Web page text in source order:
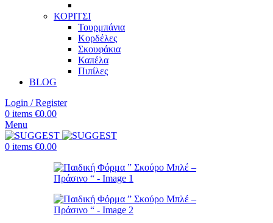
ΚΟΡΙΤΣΙ
Τουρμπάνια
Κορδέλες
Σκουφάκια
Καπέλα
Πιπίλες
BLOG
Login / Register
0 items €0.00
Menu
0 items €0.00